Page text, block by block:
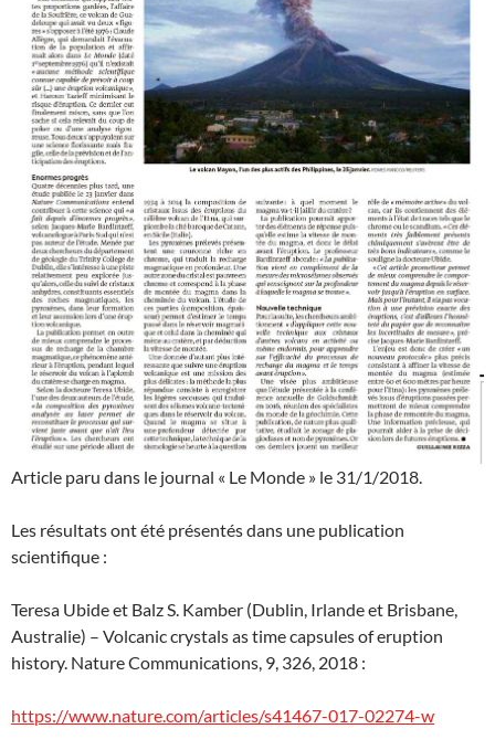
Article paru dans le journal « Le Monde » le 31/1/2018.
Les résultats ont été présentés dans une publication
scientifique :
Teresa Ubide et Balz S. Kamber (Dublin, Irlande et Brisbane,
Australie) – Volcanic crystals as time capsules of eruption
history. Nature Communications, 9, 326, 2018 :
https://www.nature.com/articles/s41467-017-02274-w